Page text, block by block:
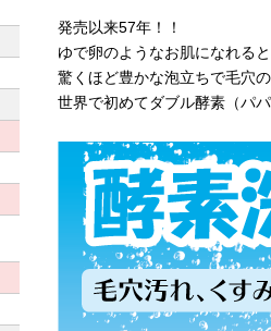
発売以来57年！！
ゆで卵のようなお肌になれると
驚くほど豊かな泡立ちで毛穴
世界で初めてダブル酵素（パ